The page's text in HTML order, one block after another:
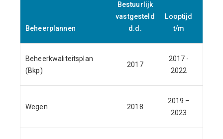
Beheerplannen
Bestuurlijk
vastgesteld
d.d.
Looptijd
t/m
Beheerkwaliteitsplan
(Bkp)
2017
2017 -
2022
Wegen 2018
2019 –
2023